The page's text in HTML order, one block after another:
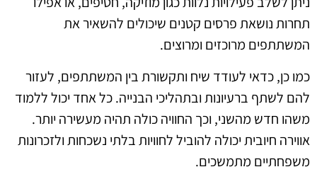
תחרות נושאת פרסים קטנים שיכולים להשאיר את
המשתתפים מרוכזים ומרוצים.
כמו כן, כדאי לעודד שיח ותקשורת בין המשתתפים, לעזור
להם לשתף ברעיונות ובתהליכי הבנייה. כל אחד יכול ללמוד
משהו חדש מהשני, וכך החוויה כולה תהיה מעשירה יותר.
אווירה חיובית יכולה להוביל לחוויות בלתי נשכחות ולזכרונות
משפחתיים מתמשכים.